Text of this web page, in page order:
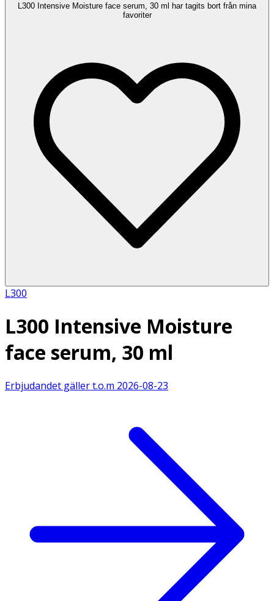
L300 Intensive Moisture face serum, 30 ml har tagits bort från mina
favoriter
L300
L300 Intensive Moisture
face serum, 30 ml
Erbjudandet gäller t.o.m 2026-08-23